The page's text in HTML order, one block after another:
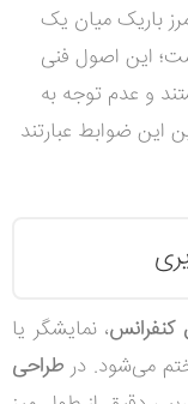
باریک میان یک
این اصول فنی
و عدم توجه به
این ضوابط عبارتند
کنفرانس، نمایشگر یا
می‌شود. در طراحی